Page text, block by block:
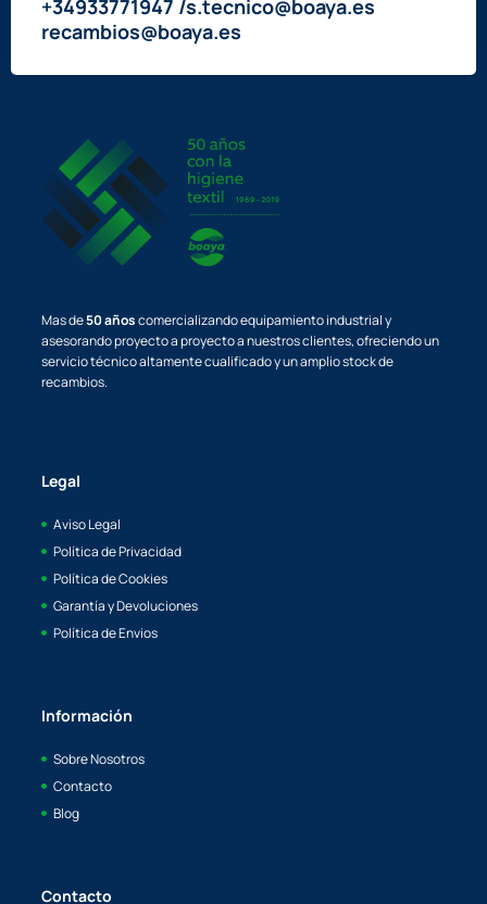
+34933771947 /s.tecnico@boaya.es
recambios@boaya.es
Mas de50 añoscomercializando equipamiento industrial y
asesorando proyecto a proyecto a nuestros clientes, ofreciendo un
servicio técnico altamente cualificado y un amplio stock de
recambios.
Legal
Aviso Legal
Política de Privacidad
Política de Cookies
Garantía y Devoluciones
Política de Envios
Información
Sobre Nosotros
Contacto
Blog
Contacto